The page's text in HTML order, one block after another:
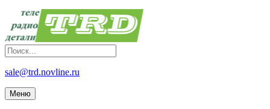
sale@trd.novline.ru
Меню